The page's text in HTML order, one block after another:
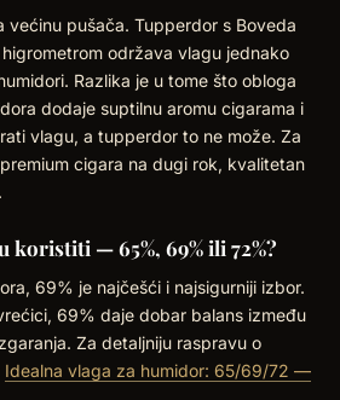
pušača. Tupperdor s Boveda
održava vlagu jednako
Razlika je u tome što obloga
dodaje suptilnu aromu cigarama i
vlagu, a tupperdor to ne može. Za
cigara na dugi rok, kvalitetan
koristiti — 65%, 69% ili 72%?
69% je najčešći i najsigurniji izbor.
69% daje dobar balans između
Za detaljniju raspravu o
Idealna vlaga za humidor: 65/69/72 —